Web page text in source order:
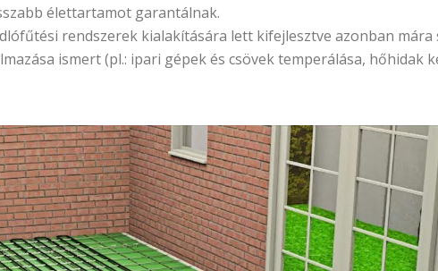
élettartamot garantálnak.
rendszerek kialakítására lett kifejlesztve azonban mára
ismert (pl.: ipari gépek és csövek temperálása, hőhidak